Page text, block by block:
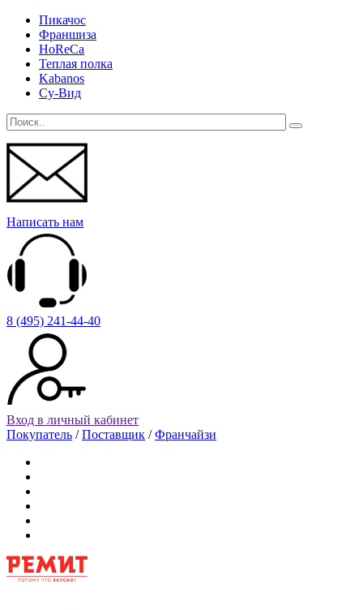
Пикачос
Франшиза
HoReCa
Теплая полка
Kabanos
Су-Вид
Написать нам
8 (495) 241-44-40
Вход в личный кабинет
Покупатель /Поставщик /Франчайзи